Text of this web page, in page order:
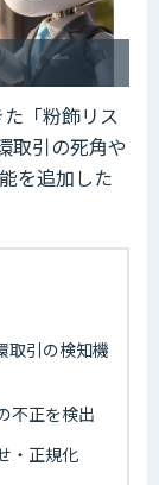
「粉飾リス
取引の死角や
を追加した
取引の検知機
不正を検出
・正規化